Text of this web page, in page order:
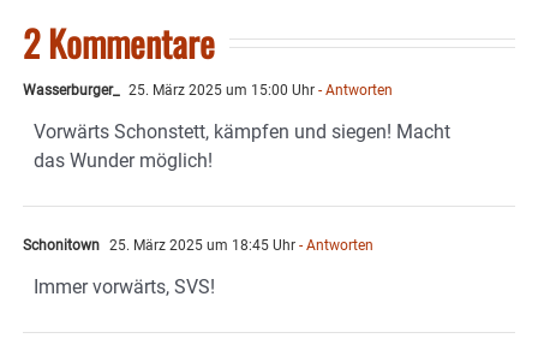
2 Kommentare
Wasserburger_ 25. März 2025 um 15:00 Uhr - Antworten
Vorwärts Schonstett, kämpfen und siegen! Macht
das Wunder möglich!
Schonitown 25. März 2025 um 18:45 Uhr - Antworten
Immer vorwärts, SVS!